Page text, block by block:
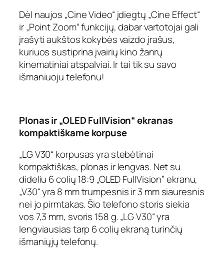
Dėl naujos „Cine Video“ įdiegtų „Cine Effect“
ir „Point Zoom“ funkcijų, dabar vartotojai gali
įrašyti aukštos kokybės vaizdo įrašus,
kuriuos sustiprina įvairių kino žanrų
kinematiniai atspalviai. Ir tai tik su savo
išmaniuoju telefonu!
Plonas ir „OLED FullVision“ ekranas
kompaktiškame korpuse
„LG V30“ korpusas yra stebėtinai
kompaktiškas, plonas ir lengvas. Net su
dideliu 6 colių 18:9 „OLED FullVision” ekranu,
„V30“ yra 8 mm trumpesnis ir 3 mm siauresnis
nei jo pirmtakas. Šio telefono storis siekia
vos 7,3 mm, svoris 158 g. „LG V30“ yra
lengviausias tarp 6 colių ekraną turinčių
išmaniųjų telefonų.